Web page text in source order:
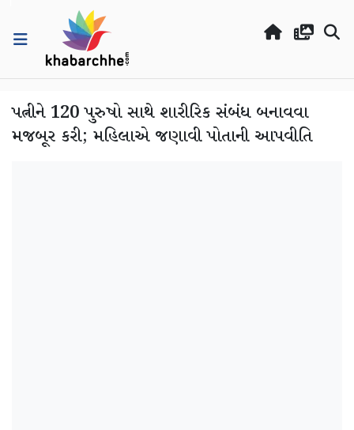
પત્નીને 120 પુરુષો સાથે શારીરિક સંબંધ બનાવવા
મજબૂર કરી; મહિલાએ જણાવી પોતાની આપવીતિ